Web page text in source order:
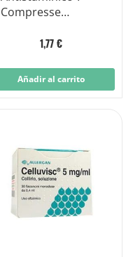
Compresse
1,77 €
Añadir al carrito